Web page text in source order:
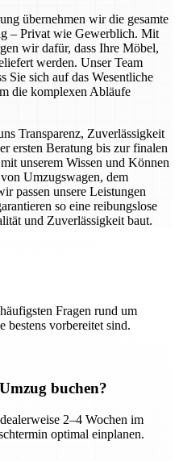
übernehmen wir die gesamte
– Privat wie Gewerblich. Mit
wir dafür, dass Ihre Möbel,
werden. Unser Team
Sie sich auf das Wesentliche
die komplexen Abläufe
Transparenz, Zuverlässigkeit
ersten Beratung bis zur finalen
unserem Wissen und Können
Umzugswagen, dem
passen unsere Leistungen
so eine reibungslose
und Zuverlässigkeit baut.
Fragen rund um
bestens vorbereitet sind.
buchen?
2–4 Wochen im
optimal einplanen.